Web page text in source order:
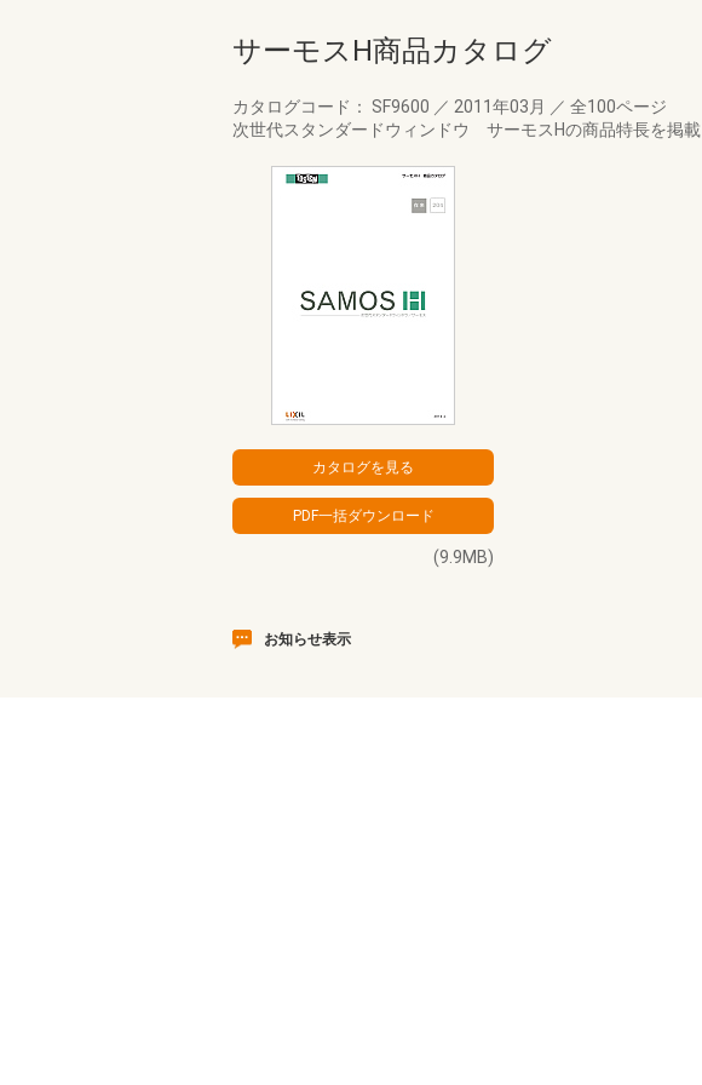
サーモスH商品カタログ
カタログコード： SF9600 ／ 2011年03月 ／ 全100ページ
次世代スタンダードウィンドウ サーモスHの商品特長を掲載
(9.9MB)
お知らせ表示